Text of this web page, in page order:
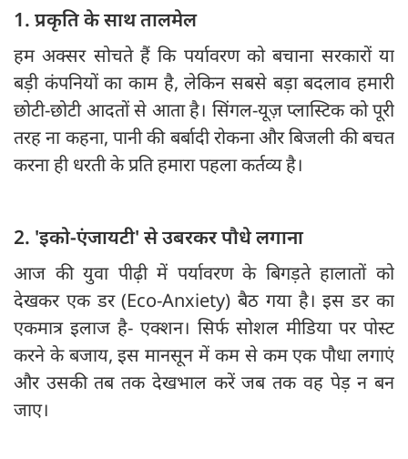
1. प्रकृति के साथ तालमेल
हम अक्सर सोचते हैं कि पर्यावरण को बचाना सरकारों या
बड़ी कंपनियों का काम है, लेकिन सबसे बड़ा बदलाव हमारी
छोटी-छोटी आदतों से आता है। सिंगल-यूज़ प्लास्टिक को पूरी
तरह ना कहना, पानी की बर्बादी रोकना और बिजली की बचत
करना ही धरती के प्रति हमारा पहला कर्तव्य है।
2. 'इको-एंजायटी' से उबरकर पौधे लगाना
आज की युवा पीढ़ी में पर्यावरण के बिगड़ते हालातों को
देखकर एक डर (Eco-Anxiety) बैठ गया है। इस डर का
एकमात्र इलाज है- एक्शन। सिर्फ सोशल मीडिया पर पोस्ट
करने के बजाय, इस मानसून में कम से कम एक पौधा लगाएं
और उसकी तब तक देखभाल करें जब तक वह पेड़ न बन
जाए।